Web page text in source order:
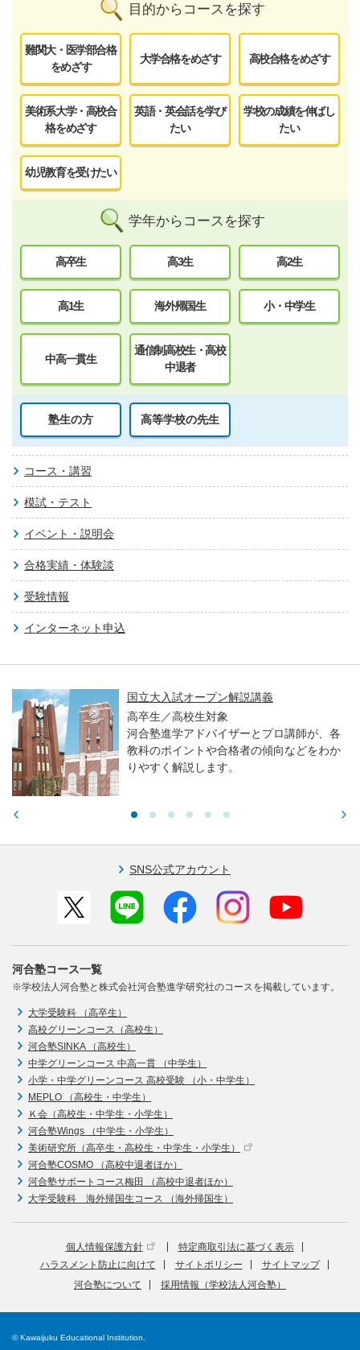
目的からコースを探す
難関大・医学部合格
をめざす
大学合格をめざす 高校合格をめざす
美術系大学・高校合
格をめざす
英語・英会話を学び
たい
学校の成績を伸ばし
たい
幼児教育を受けたい
学年からコースを探す
高卒生 高3生 高2生
高1生 海外帰国生 小・中学生
中高一貫生
通信制高校生・高校
中退者
塾生の方 高等学校の先生
コース・講習
模試・テスト
イベント・説明会
合格実績・体験談
受験情報
インターネット申込
が、各
をわか
親子で学ぶ！大学入試セミナー
大・医学科編～
高校生／中学生／保護者対象
東大・京大・医学部医学科入試
る力や学習アドバイスをお伝え
SNS公式アカウント
河合塾コース一覧
※学校法人河合塾と株式会社河合塾進学研究社のコースを掲載しています。
大学受験科 （高卒生）
高校グリーンコース（高校生）
河合塾SINKA （高校生）
中学グリーンコース 中高一貫 （中学生）
小学・中学グリーンコース 高校受験 （小・中学生）
MEPLO （高校生・中学生）
Ｋ会（高校生・中学生・小学生）
河合塾Wings （中学生・小学生）
美術研究所（高卒生・高校生・中学生・小学生）
河合塾COSMO （高校中退者ほか）
河合塾サポートコース梅田 （高校中退者ほか）
大学受験科 海外帰国生コース （海外帰国生）
個人情報保護方針
特定商取引法に基づく表示
ハラスメント防止に向けて
サイトポリシー
サイトマップ
河合塾について
採用情報（学校法人河合塾）
© Kawaijuku Educational Institution.